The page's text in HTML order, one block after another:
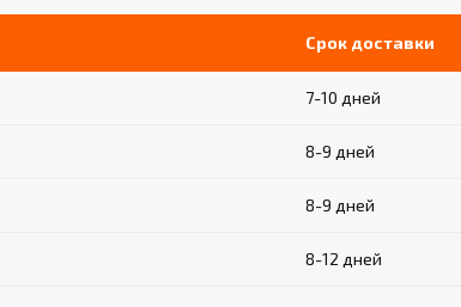
Срок доставки
7-10 дней
8-9 дней
8-9 дней
8-12 дней